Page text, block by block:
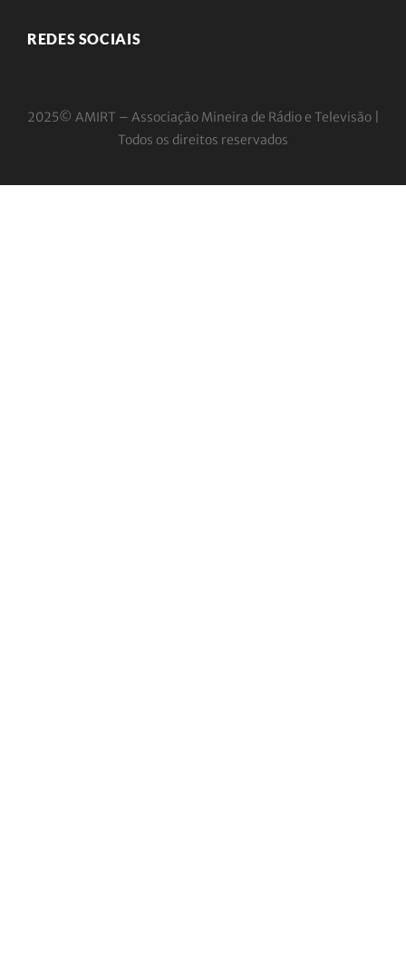
REDES SOCIAIS
2025© AMIRT – Associação Mineira de Rádio e Televisão |
Todos os direitos reservados